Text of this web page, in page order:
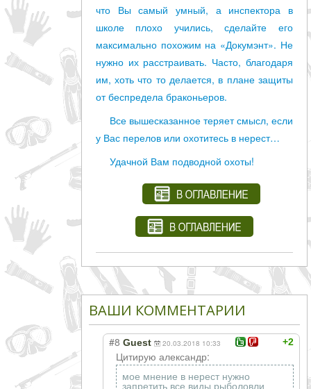
что Вы самый умный, а инспектора в
школе плохо учились, сделайте его
максимально похожим на «Докумэнт». Не
нужно их расстраивать. Часто, благодаря
им, хоть что то делается, в плане защиты
от беспредела браконьеров.
Все вышесказанное теряет смысл, если
у Вас перелов или охотитесь в нерест…
Удачной Вам подводной охоты!
ВАШИ КОММЕНТАРИИ
+2
#8 Guest 20.03.2018 10:33
Цитирую александр:
мое мнение в нерест нужно
запретить все виды рыболовли